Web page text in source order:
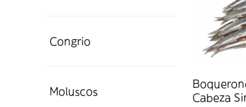
Congrio
Moluscos
Cabeza